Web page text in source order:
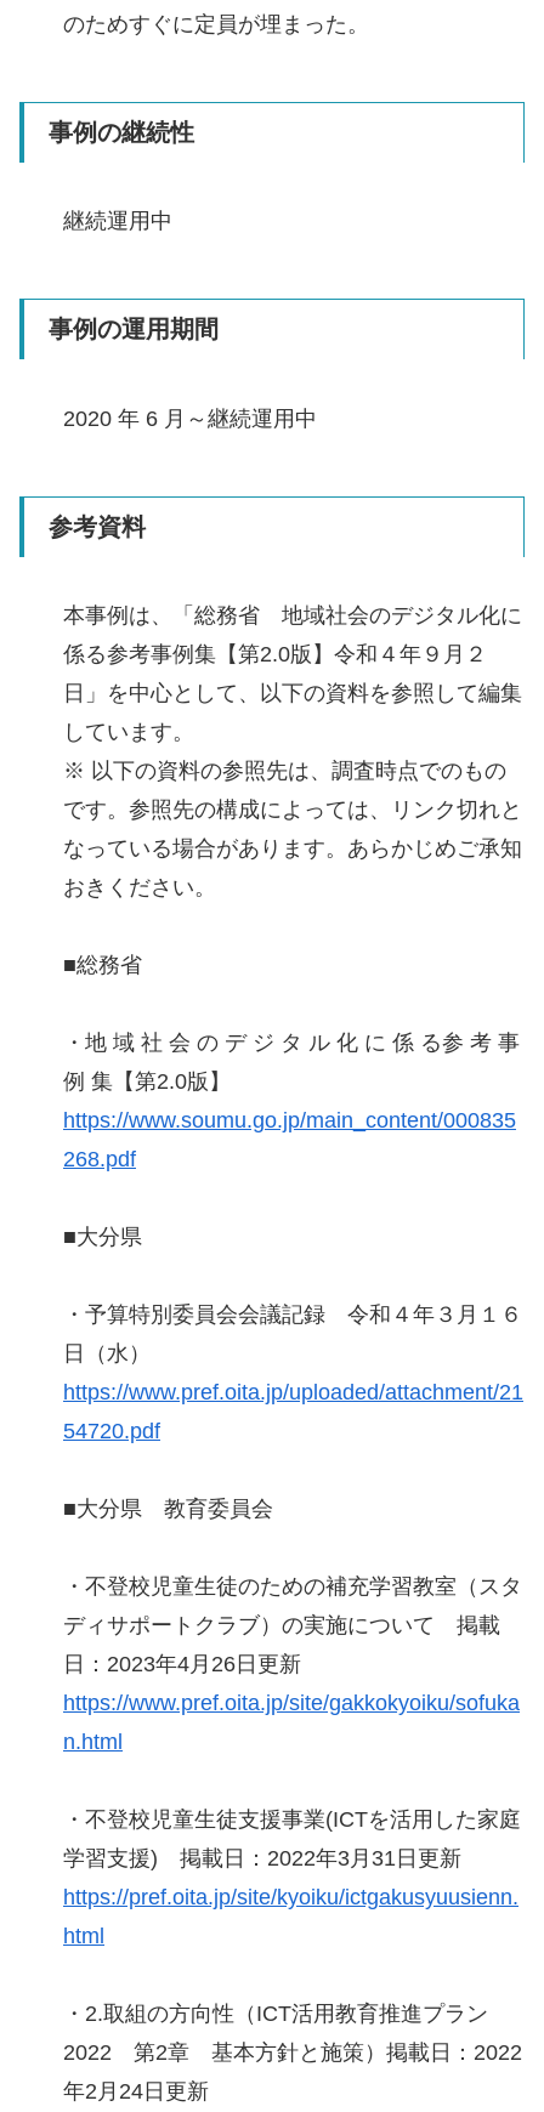
のためすぐに定員が埋まった。
事例の継続性
継続運用中
事例の運用期間
2020 年 6 月～継続運用中
参考資料
本事例は、「総務省 地域社会のデジタル化に
係る参考事例集【第2.0版】令和４年９月２
日」を中心として、以下の資料を参照して編集
しています。
※ 以下の資料の参照先は、調査時点でのもの
です。参照先の構成によっては、リンク切れと
なっている場合があります。あらかじめご承知
おきください。
■総務省
・地 域 社 会 の デ ジ タ ル 化 に 係 る参 考 事
例 集【第2.0版】
https://www.soumu.go.jp/main_content/000835
268.pdf
■大分県
・予算特別委員会会議記録 令和４年３月１６
日（水）
https://www.pref.oita.jp/uploaded/attachment/21
54720.pdf
■大分県 教育委員会
・不登校児童生徒のための補充学習教室（スタ
ディサポートクラブ）の実施について 掲載
日：2023年4月26日更新
https://www.pref.oita.jp/site/gakkokyoiku/sofuka
n.html
・不登校児童生徒支援事業(ICTを活用した家庭
学習支援) 掲載日：2022年3月31日更新
https://pref.oita.jp/site/kyoiku/ictgakusyuusienn.
html
・2.取組の方向性（ICT活用教育推進プラン
2022 第2章 基本方針と施策）掲載日：2022
年2月24日更新